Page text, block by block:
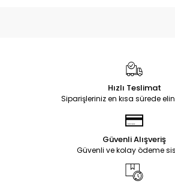
Hızlı Teslimat
Siparişleriniz en kısa sürede
Güvenli Alışveriş
Güvenli ve kolay ödeme